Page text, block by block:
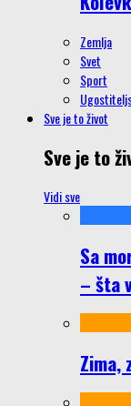
Zemlja
Svet
Sport
Sve je to život
Sve je to
Vidi sve
Sa
– šta
Zima,